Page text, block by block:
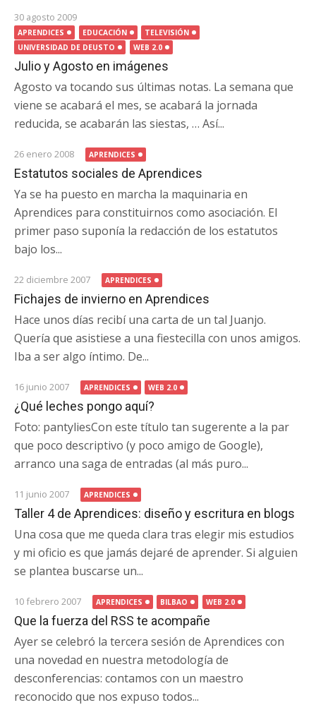
30 agosto 2009
APRENDICES EDUCACIÓN
TELEVISIÓN
UNIVERSIDAD DE DEUSTO
WEB 2.0
Julio y Agosto en imágenes
Agosto va tocando sus últimas notas. La semana que
viene se acabará el mes, se acabará la jornada
reducida, se acabarán las siestas, … Así...
26 enero 2008 APRENDICES
Estatutos sociales de Aprendices
Ya se ha puesto en marcha la maquinaria en
Aprendices para constituirnos como asociación. El
primer paso suponía la redacción de los estatutos
bajo los...
22 diciembre 2007 APRENDICES
Fichajes de invierno en Aprendices
Hace unos días recibí una carta de un tal Juanjo.
Quería que asistiese a una fiestecilla con unos amigos.
Iba a ser algo íntimo. De...
16 junio 2007 APRENDICES WEB 2.0
¿Qué leches pongo aquí?
Foto: pantyliesCon este título tan sugerente a la par
que poco descriptivo (y poco amigo de Google),
arranco una saga de entradas (al más puro...
11 junio 2007 APRENDICES
Taller 4 de Aprendices: diseño y escritura en blogs
Una cosa que me queda clara tras elegir mis estudios
y mi oficio es que jamás dejaré de aprender. Si alguien
se plantea buscarse un...
10 febrero 2007 APRENDICES BILBAO WEB 2.0
Que la fuerza del RSS te acompañe
Ayer se celebró la tercera sesión de Aprendices con
una novedad en nuestra metodología de
desconferencias: contamos con un maestro
reconocido que nos expuso todos...